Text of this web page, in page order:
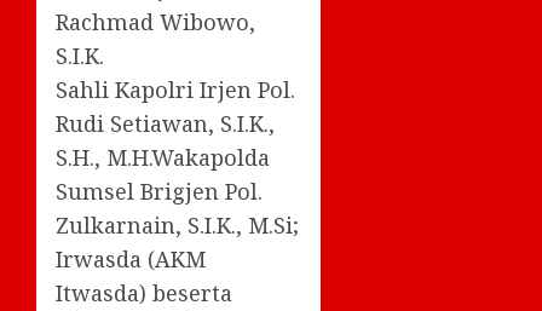
Rachmad Wibowo,
S.I.K.
Sahli Kapolri Irjen Pol.
Rudi Setiawan, S.I.K.,
S.H., M.H.Wakapolda
Sumsel Brigjen Pol.
Zulkarnain, S.I.K., M.Si;
Irwasda (AKM
Itwasda) beserta